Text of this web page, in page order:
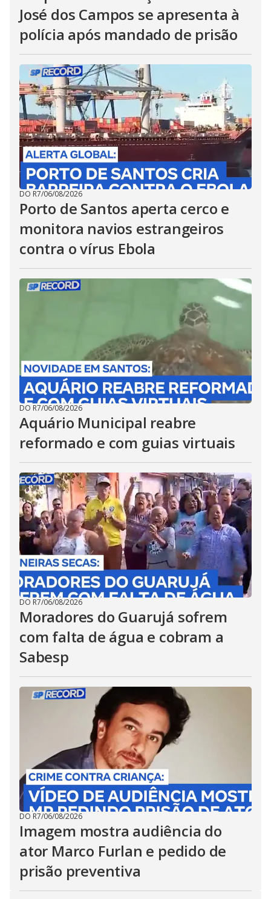
José dos Campos se apresenta à
polícia após mandado de prisão
DO R7/06/08/2026
Porto de Santos aperta cerco e
monitora navios estrangeiros
contra o vírus Ebola
DO R7/06/08/2026
Aquário Municipal reabre
reformado e com guias virtuais
DO R7/06/08/2026
Moradores do Guarujá sofrem
com falta de água e cobram a
Sabesp
DO R7/06/08/2026
Imagem mostra audiência do
ator Marco Furlan e pedido de
prisão preventiva